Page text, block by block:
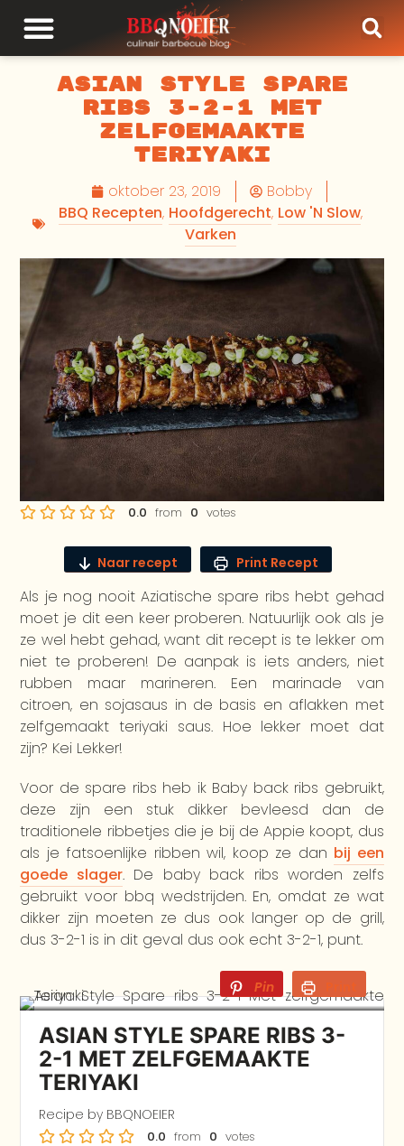
Asian Style Spare
ribs 3-2-1 Met
zelfgemaakte
Teriyaki
oktober 23, 2019
Bobby
BBQ Recepten, Hoofdgerecht, Low 'N Slow,
Varken
0.0 from 0 votes
Naar recept Print Recept
Als je nog nooit Aziatische spare ribs hebt gehad
moet je dit een keer proberen. Natuurlijk ook als je
ze wel hebt gehad, want dit recept is te lekker om
niet te proberen! De aanpak is iets anders, niet
rubben maar marineren. Een marinade van
citroen, en sojasaus in de basis en aflakken met
zelfgemaakt teriyaki saus. Hoe lekker moet dat
zijn? Kei Lekker!
Voor de spare ribs heb ik Baby back ribs gebruikt,
deze zijn een stuk dikker bevleesd dan de
traditionele ribbetjes die je bij de Appie koopt, dus
als je fatsoenlijke ribben wil, koop ze dan bij een
goede slager. De baby back ribs worden zelfs
gebruikt voor bbq wedstrijden. En, omdat ze wat
dikker zijn moeten ze dus ook langer op de grill,
dus 3-2-1 is in dit geval dus ook echt 3-2-1, punt.
Pin
ASIAN STYLE SPARE RIBS 3-
2-1 MET ZELFGEMAAKTE
TERIYAKI
Recipe by BBQNOEIER
0.0 from 0 votes